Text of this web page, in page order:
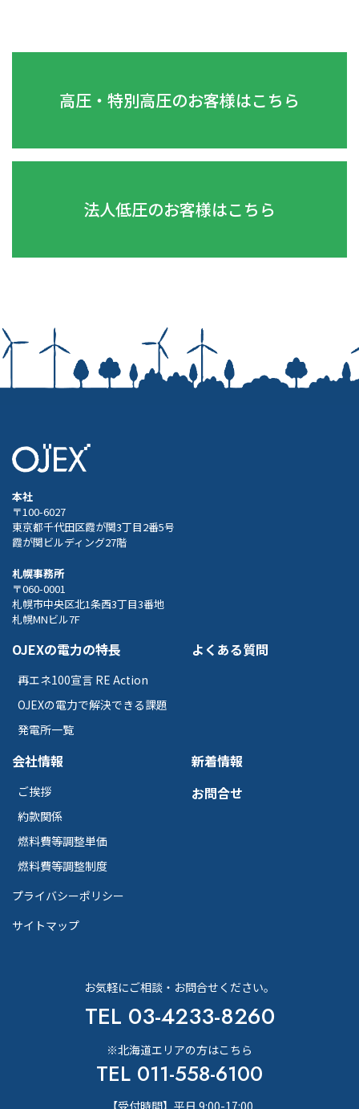
高圧・特別高圧のお客様はこちら
法人低圧のお客様はこちら
本社
〒100-6027
東京都千代田区霞が関3丁目2番5号
霞が関ビルディング27階
札幌事務所
〒060-0001
札幌市中央区北1条西3丁目3番地
札幌MNビル7F
OJEXの電力の特長
再エネ100宣言 RE Action
OJEXの電力で解決できる課題
発電所一覧
よくある質問
会社情報
ご挨拶
約款関係
燃料費等調整単価
燃料費等調整制度
新着情報
お問合せ
プライバシーポリシー
サイトマップ
お気軽にご相談・お問合せください。
TEL 03-4233-8260
※北海道エリアの方はこちら
TEL 011-558-6100